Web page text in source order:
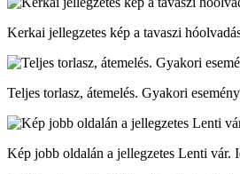
Kerkai jellegzetes kép a tavaszi
Teljes torlasz, átemelés. Gyakori
Kép jobb oldalán a jellegzetes Lenti vár.